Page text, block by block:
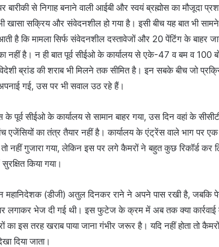
बारीकी से निगाह बनाने वाली आईबी और स्वयं ब्रह्मोस का मौजूदा
खासा सक्रिय और संवेदनशील हो गया है। इसी बीच यह बात भी सामने
है कि मामला सिर्फ संवेदनशील दस्तावेजों और 20 पेंटिंग के बाहर
नहीं है। न ही बात पूर्व सीईओ के कार्यालय से एके-47 व बम व 100
ब्रांड की शराब भी मिलने तक सीमित है। इन सबके बीच जो
गई, उस पर भी सवाल उठ रहे हैं।
पूर्व सीईओ के कार्यालय से सामान बाहर गया, उस दिन वहां के
का तंत्र तैयार नहीं है। कार्यालय के एंट्रेंस वाले भाग पर एक
नहीं गुजारा गया, लेकिन इस पर लगे कैमरों ने बहुत कुछ रिकॉर्ड कर
किया गया।
महानिदेशक (डीजी) अतुल दिनकर राने ने अपने पास रखी है, जबकि
लगाकर भेज दी गई थी। इस फुटेज के क्रम में अब तक क्या कार्रवाई
का इस तरह खराब पाया जाना गंभीर जरूर है। यदि नहीं होता तो
दिया जाता।
कल
दून
की